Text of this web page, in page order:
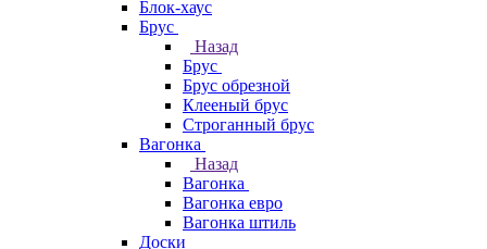
Блок-хаус
Брус
Назад
Брус
Брус обрезной
Клееный брус
Строганный брус
Вагонка
Назад
Вагонка
Вагонка евро
Вагонка штиль
Доски